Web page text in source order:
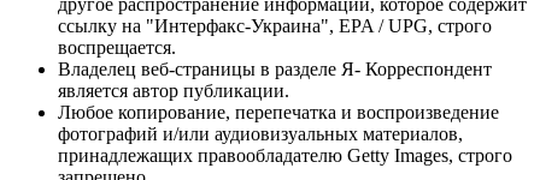
ссылку на "Интерфакс-Украина", EPA / UPG, строго
воспрещается.
Владелец веб-страницы в разделе Я- Корреспондент
является автор публикации.
Любое копирование, перепечатка и воспроизведение
фотографий и/или аудиовизуальных материалов,
принадлежащих правообладателю Getty Images, строго